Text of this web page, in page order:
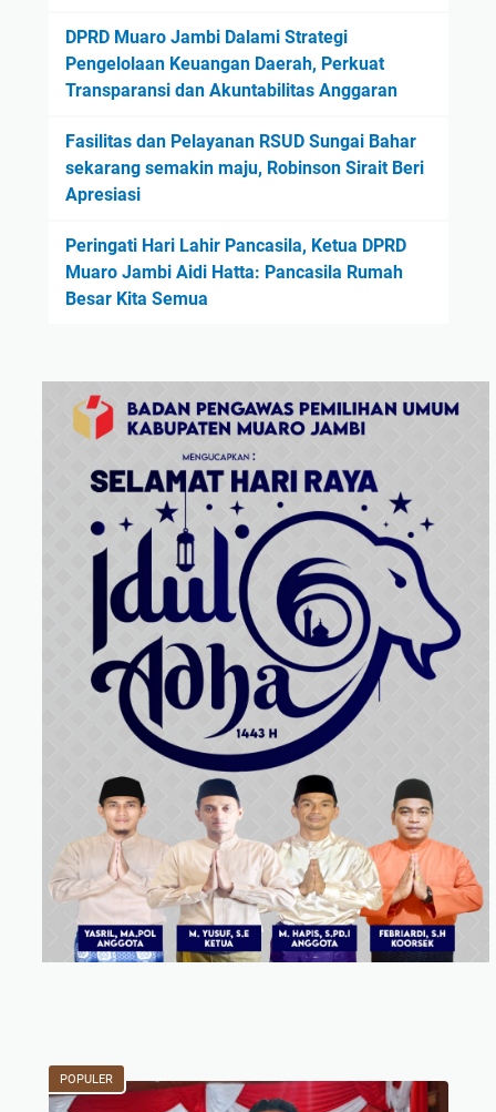
DPRD Muaro Jambi Dalami Strategi
Pengelolaan Keuangan Daerah, Perkuat
Transparansi dan Akuntabilitas Anggaran
Fasilitas dan Pelayanan RSUD Sungai Bahar
sekarang semakin maju, Robinson Sirait Beri
Apresiasi
Peringati Hari Lahir Pancasila, Ketua DPRD
Muaro Jambi Aidi Hatta: Pancasila Rumah
Besar Kita Semua
POPULER